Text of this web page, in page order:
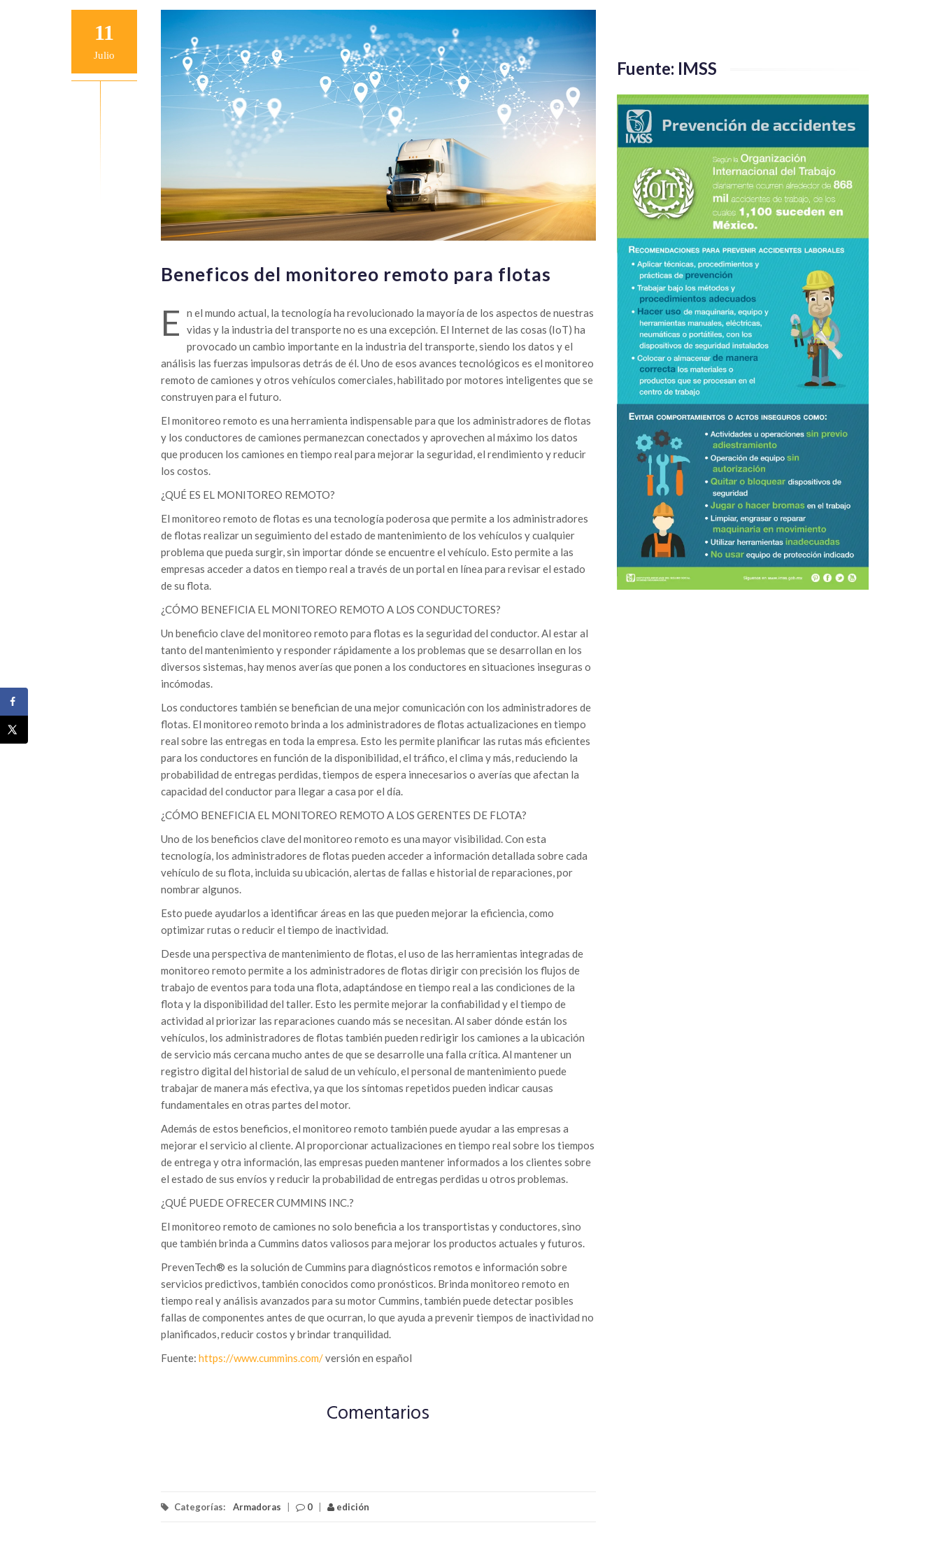
11
Julio
Beneficos del monitoreo remoto para flotas
E
n el mundo actual, la tecnología ha revolucionado la mayoría de los aspectos de nuestras
vidas y la industria del transporte no es una excepción. El Internet de las cosas (IoT) ha
provocado un cambio importante en la industria del transporte, siendo los datos y el
análisis las fuerzas impulsoras detrás de él. Uno de esos avances tecnológicos es el monitoreo
remoto de camiones y otros vehículos comerciales, habilitado por motores inteligentes que se
construyen para el futuro.
El monitoreo remoto es una herramienta indispensable para que los administradores de flotas
y los conductores de camiones permanezcan conectados y aprovechen al máximo los datos
que producen los camiones en tiempo real para mejorar la seguridad, el rendimiento y reducir
los costos.
¿QUÉ ES EL MONITOREO REMOTO?
El monitoreo remoto de flotas es una tecnología poderosa que permite a los administradores
de flotas realizar un seguimiento del estado de mantenimiento de los vehículos y cualquier
problema que pueda surgir, sin importar dónde se encuentre el vehículo. Esto permite a las
empresas acceder a datos en tiempo real a través de un portal en línea para revisar el estado
de su flota.
¿CÓMO BENEFICIA EL MONITOREO REMOTO A LOS CONDUCTORES?
Un beneficio clave del monitoreo remoto para flotas es la seguridad del conductor. Al estar al
tanto del mantenimiento y responder rápidamente a los problemas que se desarrollan en los
diversos sistemas, hay menos averías que ponen a los conductores en situaciones inseguras o
incómodas.
Los conductores también se benefician de una mejor comunicación con los administradores de
flotas. El monitoreo remoto brinda a los administradores de flotas actualizaciones en tiempo
real sobre las entregas en toda la empresa. Esto les permite planificar las rutas más eficientes
para los conductores en función de la disponibilidad, el tráfico, el clima y más, reduciendo la
probabilidad de entregas perdidas, tiempos de espera innecesarios o averías que afectan la
capacidad del conductor para llegar a casa por el día.
¿CÓMO BENEFICIA EL MONITOREO REMOTO A LOS GERENTES DE FLOTA?
Uno de los beneficios clave del monitoreo remoto es una mayor visibilidad. Con esta
tecnología, los administradores de flotas pueden acceder a información detallada sobre cada
vehículo de su flota, incluida su ubicación, alertas de fallas e historial de reparaciones, por
nombrar algunos.
Esto puede ayudarlos a identificar áreas en las que pueden mejorar la eficiencia, como
optimizar rutas o reducir el tiempo de inactividad.
Desde una perspectiva de mantenimiento de flotas, el uso de las herramientas integradas de
monitoreo remoto permite a los administradores de flotas dirigir con precisión los flujos de
trabajo de eventos para toda una flota, adaptándose en tiempo real a las condiciones de la
flota y la disponibilidad del taller. Esto les permite mejorar la confiabilidad y el tiempo de
actividad al priorizar las reparaciones cuando más se necesitan. Al saber dónde están los
vehículos, los administradores de flotas también pueden redirigir los camiones a la ubicación
de servicio más cercana mucho antes de que se desarrolle una falla crítica. Al mantener un
registro digital del historial de salud de un vehículo, el personal de mantenimiento puede
trabajar de manera más efectiva, ya que los síntomas repetidos pueden indicar causas
fundamentales en otras partes del motor.
Además de estos beneficios, el monitoreo remoto también puede ayudar a las empresas a
mejorar el servicio al cliente. Al proporcionar actualizaciones en tiempo real sobre los tiempos
de entrega y otra información, las empresas pueden mantener informados a los clientes sobre
el estado de sus envíos y reducir la probabilidad de entregas perdidas u otros problemas.
¿QUÉ PUEDE OFRECER CUMMINS INC.?
El monitoreo remoto de camiones no solo beneficia a los transportistas y conductores, sino
que también brinda a Cummins datos valiosos para mejorar los productos actuales y futuros.
PrevenTech® es la solución de Cummins para diagnósticos remotos e información sobre
servicios predictivos, también conocidos como pronósticos. Brinda monitoreo remoto en
tiempo real y análisis avanzados para su motor Cummins, también puede detectar posibles
fallas de componentes antes de que ocurran, lo que ayuda a prevenir tiempos de inactividad no
planificados, reducir costos y brindar tranquilidad.
Fuente: https://www.cummins.com/versión en español
Comentarios
Categorías: Armadoras 0 edición
Fuente: IMSS